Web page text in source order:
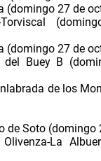
(domingo 27 de
Torviscal
(domingo 27 de
del Buey B
de los
de Soto (domingo
La